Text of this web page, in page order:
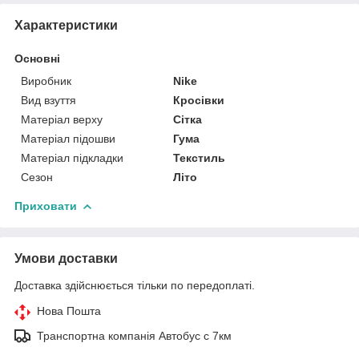
Характеристики
Основні
Виробник
Nike
Вид взуття
Кросівки
Матеріал верху
Сітка
Матеріал підошви
Гума
Матеріал підкладки
Текстиль
Сезон
Літо
Приховати
Умови доставки
Доставка здійснюється тільки по передоплаті.
Нова Пошта
Транспортна компанія Автобус с 7км